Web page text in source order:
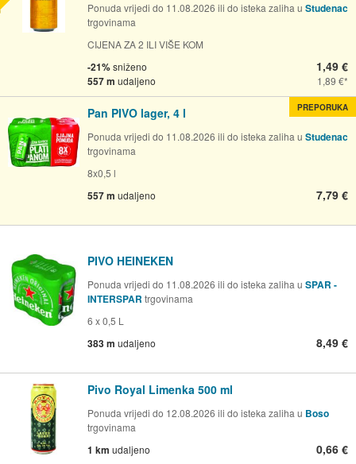
Ponuda vrijedi do 11.08.2026 ili do isteka zaliha u Studenac
trgovinama
CIJENA ZA 2 ILI VIŠE KOM
-21%sniženo
557 m udaljeno
1,49 €
1,89 €
Pan PIVO lager, 4 l
Ponuda vrijedi do 11.08.2026 ili do isteka zaliha u Studenac
trgovinama
8x0,5 l
557 m udaljeno 7,79 €
PREPORUKA
PIVO HEINEKEN
Ponuda vrijedi do 11.08.2026 ili do isteka zaliha u SPAR -
INTERSPAR trgovinama
6 x 0,5 L
383 m udaljeno 8,49 €
Pivo Royal Limenka 500 ml
Ponuda vrijedi do 12.08.2026 ili do isteka zaliha u Boso
trgovinama
1 km udaljeno 0,66 €